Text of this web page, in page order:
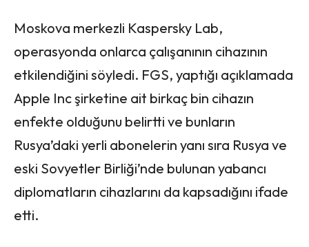
Moskova merkezli Kaspersky Lab,
operasyonda onlarca çalışanının cihazının
etkilendiğini söyledi. FGS, yaptığı açıklamada
Apple Inc şirketine ait birkaç bin cihazın
enfekte olduğunu belirtti ve bunların
Rusya’daki yerli abonelerin yanı sıra Rusya ve
eski Sovyetler Birliği’nde bulunan yabancı
diplomatların cihazlarını da kapsadığını ifade
etti.